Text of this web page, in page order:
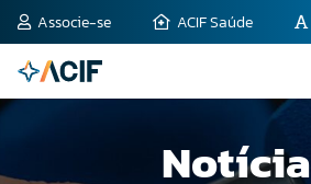
Associe-se ACIF Saúde